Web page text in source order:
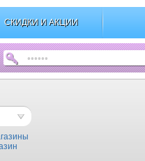
СКИДКИ И АКЦИИ